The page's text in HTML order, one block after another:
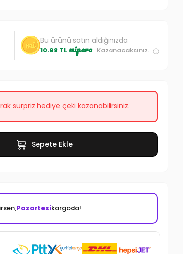
Bu ürünü satın aldığınızda
10.98 TL mipara Kazanacaksınız.
sürpriz hediye çeki kazanabilirsiniz.
Sepete Ekle
Pazartesikargoda!